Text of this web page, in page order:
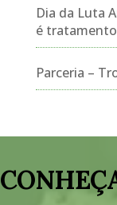
Dia da Luta
é tratamento
Parceria –
de
vídeo